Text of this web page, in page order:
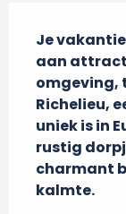
Je
aan
omgeving,
Richelieu,
uniek is in
rustig
charmant
kalmte.